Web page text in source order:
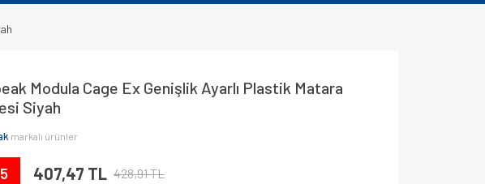
Modula Cage Ex Genişlik Ayarlı Plastik Matara
Siyah
markalı ürünler
407,47 TL 428,91 TL